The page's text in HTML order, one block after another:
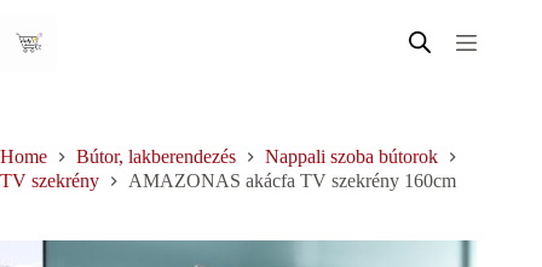
content
Home Bútor, lakberendezés
Nappali szoba bútorok
TV szekrény
AMAZONAS akácfa TV szekrény 160cm